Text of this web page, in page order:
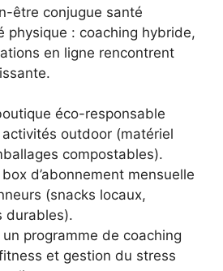
être conjugue santé
physique : coaching hybride,
en ligne rencontrent
éco-responsable
outdoor (matériel
compostables).
d’abonnement mensuelle
(snacks locaux,
durables).
programme de coaching
et gestion du stress